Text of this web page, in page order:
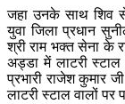
जहा उनके साथ शिव
युवा जिला प्रधान
श्री राम भक्त सेना के
अड्डा में लाटरी
प्रभारी राजेश कुमार
लाटरी स्टाल वालों पर